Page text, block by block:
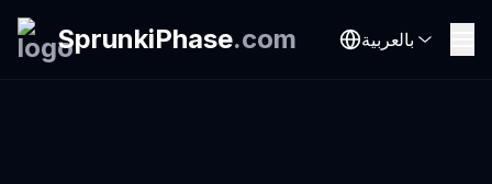
SprunkiPhase.com بالعربية